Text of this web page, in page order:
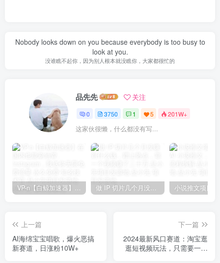
Nobody looks down on you because everybody is too busy to
look at you.
没谁瞧不起你，因为别人根本就没瞧你，大家都很忙的
品先先 关注
0 3750 1 5 201W+
这家伙很懒，什么都没有写...
VP-n【白鲸加速器】在国内也能刷油管、Instagram，我送你无限免费流量 永久免费-知名技术官-品小先项目发源地 做 IP 切片几个月没赚到什么钱，蹭上热点，靠一个视频赚了二十万-品小先项目发源地
上一篇
AI海绵宝宝唱歌，爆火恶搞
新赛道，日涨粉10W+
下一篇
2024最新风口赛道：淘宝逛
逛短视频玩法，只需要一分